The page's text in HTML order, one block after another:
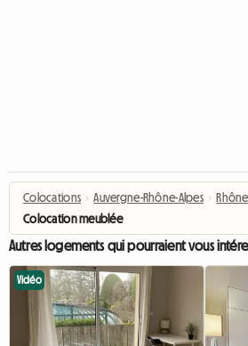
Colocations › Auvergne-Rhône-Alpes › Rhône
Colocation meublée
Autres logements qui pourraient vous
Vidéo